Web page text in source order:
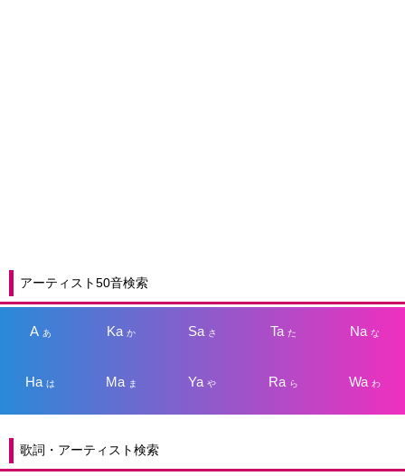
アーティスト50音検索
A あ Kaか Sa さ Taた Na な
Haは Ma ま Yaや Ra ら Wa わ
歌詞・アーティスト検索